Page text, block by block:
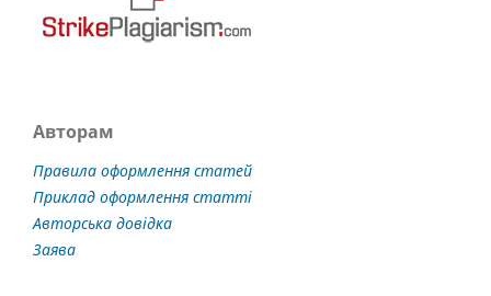
Авторам
Правила оформлення статей
Приклад оформлення статті
Авторська довідка
Заява